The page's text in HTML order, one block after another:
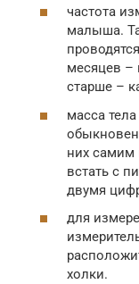
частота
малыша.
месяцев –
старше –
масса
них самим
встать с
двумя
для
холки.